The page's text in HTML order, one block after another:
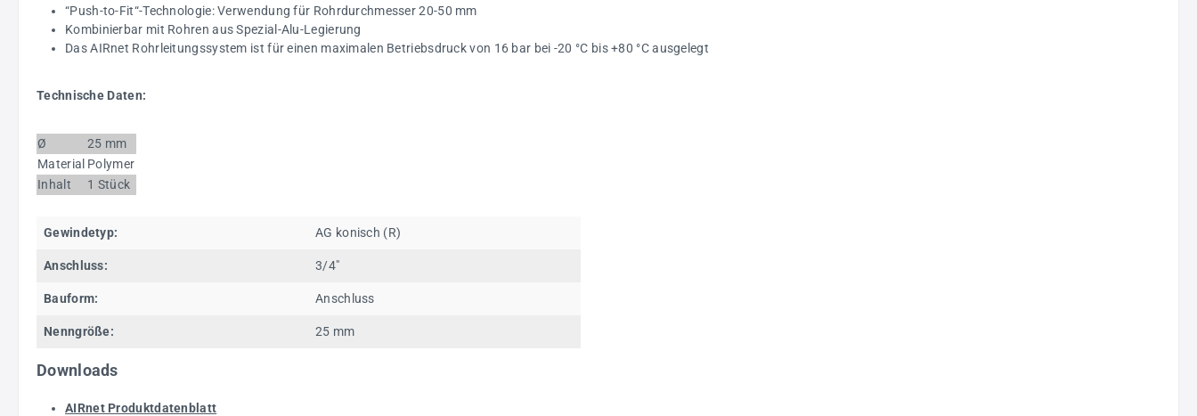
“Push-to-Fit“-Technologie: Verwendung für Rohrdurchmesser 20-50 mm
Kombinierbar mit Rohren aus Spezial-Alu-Legierung
Das AIRnet Rohrleitungssystem ist für einen maximalen Betriebsdruck von 16 bar bei -20 °C bis +80 °C ausgelegt
Technische Daten:
Ø
25 mm
Material Polymer
Inhalt
1 Stück
Gewindetyp: AG konisch (R)
Anschluss: 3/4"
Bauform: Anschluss
Nenngröße: 25 mm
Downloads
AIRnet Produktdatenblatt